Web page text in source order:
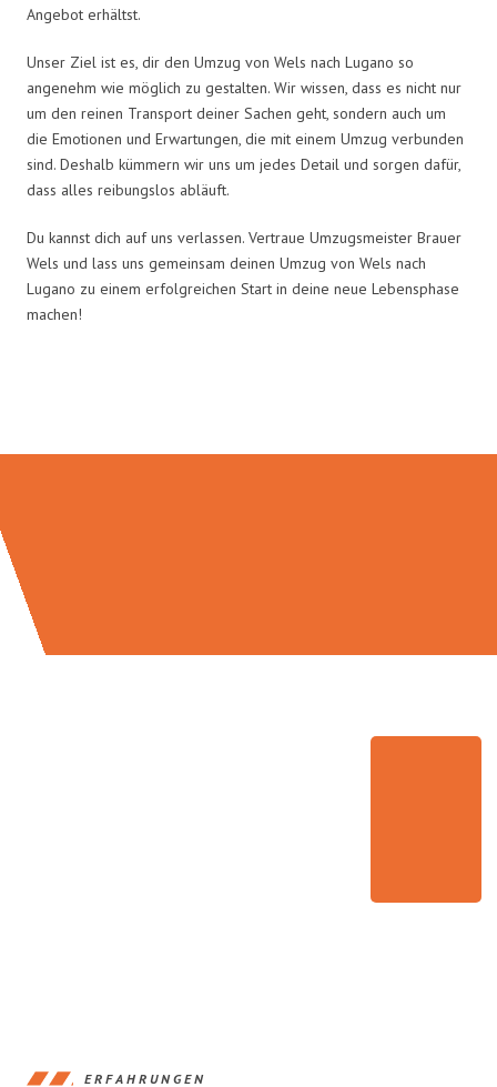
Angebot erhältst.
Unser Ziel ist es, dir den Umzug von Wels nach Lugano so
angenehm wie möglich zu gestalten. Wir wissen, dass es nicht nur
um den reinen Transport deiner Sachen geht, sondern auch um
die Emotionen und Erwartungen, die mit einem Umzug verbunden
sind. Deshalb kümmern wir uns um jedes Detail und sorgen dafür,
dass alles reibungslos abläuft.
Du kannst dich auf uns verlassen. Vertraue Umzugsmeister Brauer
Wels und lass uns gemeinsam deinen Umzug von Wels nach
Lugano zu einem erfolgreichen Start in deine neue Lebensphase
machen!
ERFAHRUNGEN